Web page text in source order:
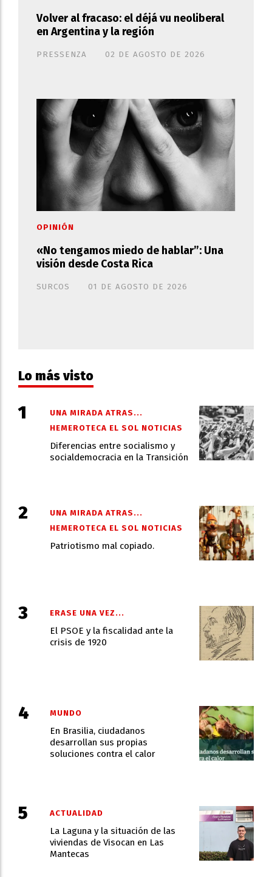
Volver al fracaso: el déjá vu neoliberal
en Argentina y la región
PRESSENZA 02 DE AGOSTO DE 2026
«No tengamos miedo de hablar”: Una
visión desde Costa Rica
SURCOS
OPINIÓN
01 DE AGOSTO DE 2026
Lo más visto
Diferencias entre socialismo y
socialdemocracia en la Transición
UNA MIRADA ATRAS...
HEMEROTECA EL SOL NOTICIAS
Patriotismo mal copiado.
UNA MIRADA ATRAS...
HEMEROTECA EL SOL NOTICIAS
El PSOE y la fiscalidad ante la
crisis de 1920
ERASE UNA VEZ...
En Brasilia, ciudadanos
desarrollan sus propias
soluciones contra el calor
MUNDO
La Laguna y la situación de las
viviendas de Visocan en Las
Mantecas
ACTUALIDAD